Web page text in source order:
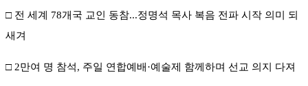
□ 전 세계 78개국 교인 동참...정명석 목사 복음 전파 시작 의미 되
새겨
□ 2만여 명 참석, 주일 연합예배·예술제 함께하며 선교 의지 다져